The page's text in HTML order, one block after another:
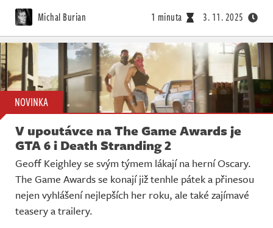
Michal Burian 1 minuta 3. 11. 2025
NOVINKA
V upoutávce na The Game Awards je
GTA 6 i Death Stranding 2
Geoff Keighley se svým týmem lákají na herní Oscary.
The Game Awards se konají již tenhle pátek a přinesou
nejen vyhlášení nejlepších her roku, ale také zajímavé
teasery a trailery.